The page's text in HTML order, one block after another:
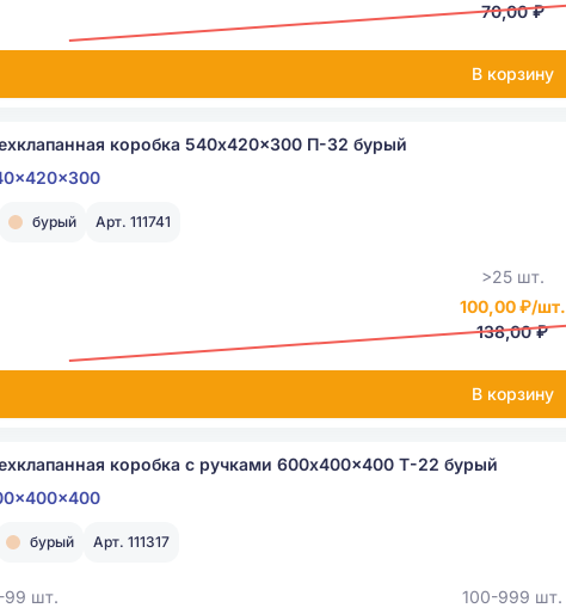
70,00 ₽
В корзину
коробка 540x420x300 П-32 бурый
бурый Арт. 111741
>25 шт.
100,00 ₽/шт.
138,00 ₽
В корзину
коробка с ручками 600x400x400 Т-22 бурый
бурый Арт. 111317
99 шт.
100-999 шт.